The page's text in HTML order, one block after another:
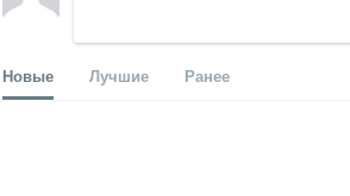
Новые Лучшие Ранее